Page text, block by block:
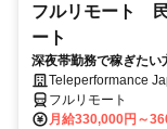
フルリモート
ート
深夜帯勤務で稼ぎたい
Teleperformance
フルリモート
月給330,000円～